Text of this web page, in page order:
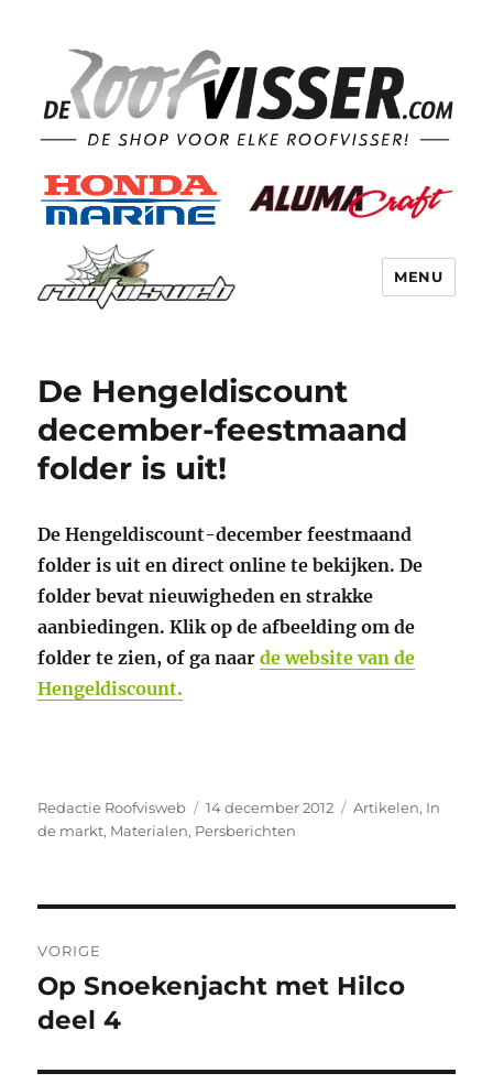
MENU
De Hengeldiscount
december-feestmaand
folder is uit!
De Hengeldiscount-december feestmaand
folder is uit en direct online te bekijken. De
folder bevat nieuwigheden en strakke
aanbiedingen. Klik op de afbeelding om de
folder te zien, of ga naarde website van de
Hengeldiscount.
Auteur
Redactie Roofvisweb
Geplaatst
op
14 december 2012 Categorieën
Artikelen, In
de markt, Materialen, Persberichten
navigatie
VORIGE
Vorig
bericht:
Op Snoekenjacht met Hilco
deel 4